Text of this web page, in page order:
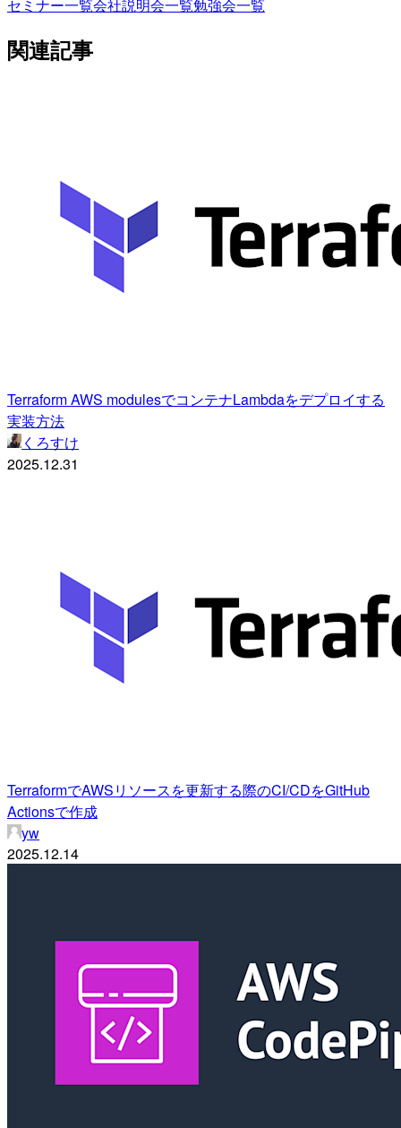
セミナー一覧会社説明会一覧勉強会一覧
関連記事
Terraform AWS modulesでコンテナLambdaをデプロイする
実装方法
くろすけ
2025.12.31
TerraformでAWSリソースを更新する際のCI/CDをGitHub
Actionsで作成
yw
2025.12.14